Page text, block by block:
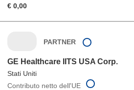
€ 0,00
PARTNER
GE Healthcare IITS USA Corp.
Stati Uniti
Contributo netto dell'UE